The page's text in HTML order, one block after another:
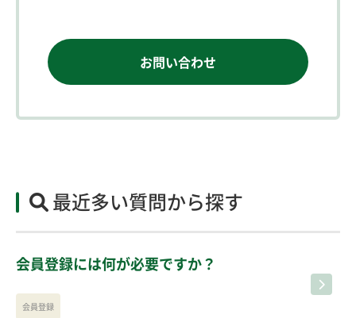
お問い合わせ
最近多い質問から探す
会員登録には何が必要ですか？
会員登録